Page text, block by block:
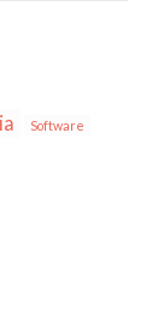
Software